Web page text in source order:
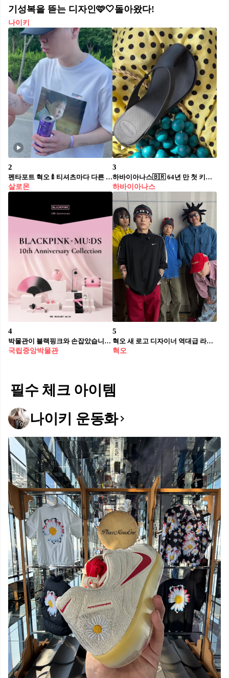
기성복을 뜯는 디자인🩷🤍돌아왔다!
나이키
2
펜타포트 혁오🍼티셔츠마다 다른 아기
살로몬
3
하바이아나스🇧🇷 64년 만 첫 키튼 힐
하바이아나스
4
박물관이 블랙핑크와 손잡았습니다 💗🏛️
국립중앙박물관
5
혁오 새 로고 디자이너 역대급 라인업
혁오
필수 체크 아이템
나이키 운동화